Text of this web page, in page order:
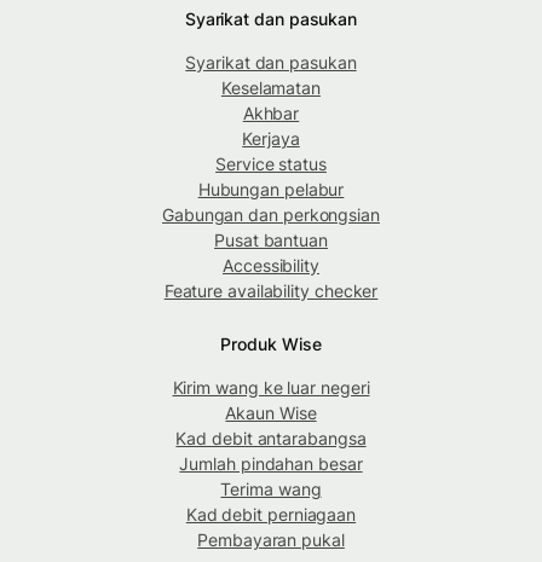
Syarikat dan pasukan
Syarikat dan pasukan
Keselamatan
Akhbar
Kerjaya
Service status
Hubungan pelabur
Gabungan dan perkongsian
Pusat bantuan
Accessibility
Feature availability checker
Produk Wise
Kirim wang ke luar negeri
Akaun Wise
Kad debit antarabangsa
Jumlah pindahan besar
Terima wang
Kad debit perniagaan
Pembayaran pukal